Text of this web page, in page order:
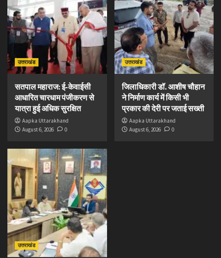
उत्तराखंड
सतपाल महाराज: ई-केवाईसी
आधारित चारधाम पंजीकरण से
यात्रा हुई अधिक सुरक्षित
Aapka Uttarakhand
August 6, 2026
0
उत्तराखंड
जिलाधिकारी डॉ. आशीष चौहान
ने निर्माण कार्य में किसी भी
प्रकार की देरी पर जताई सख्ती
Aapka Uttarakhand
August 6, 2026
0
उत्तराखंड